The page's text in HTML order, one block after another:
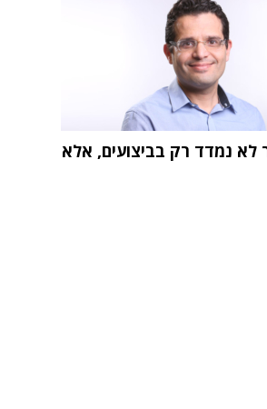
לא נמדד רק בביצועים, אלא